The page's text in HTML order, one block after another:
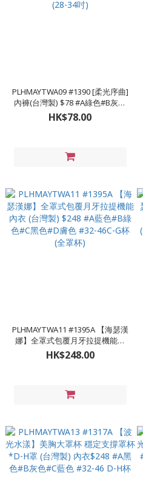
PLHMAYTWA09 #1390 [柔光序曲]
內褲(台灣製) $78 #A綠色#B灰色
#C紫色#D米色 #M (22-28吋) #L
(24-30吋) #XL (26-32吋) #2XL (28-
HK$78.00
PLHMAYTWA11 #1395A 【海瑟漢
娜】全罩式包覆月牙拉提機能內
衣 (台灣製) $248 #A藍色#B綠色
#C黑色#D膚色 #32-46C-G杯 (全
HK$248.00